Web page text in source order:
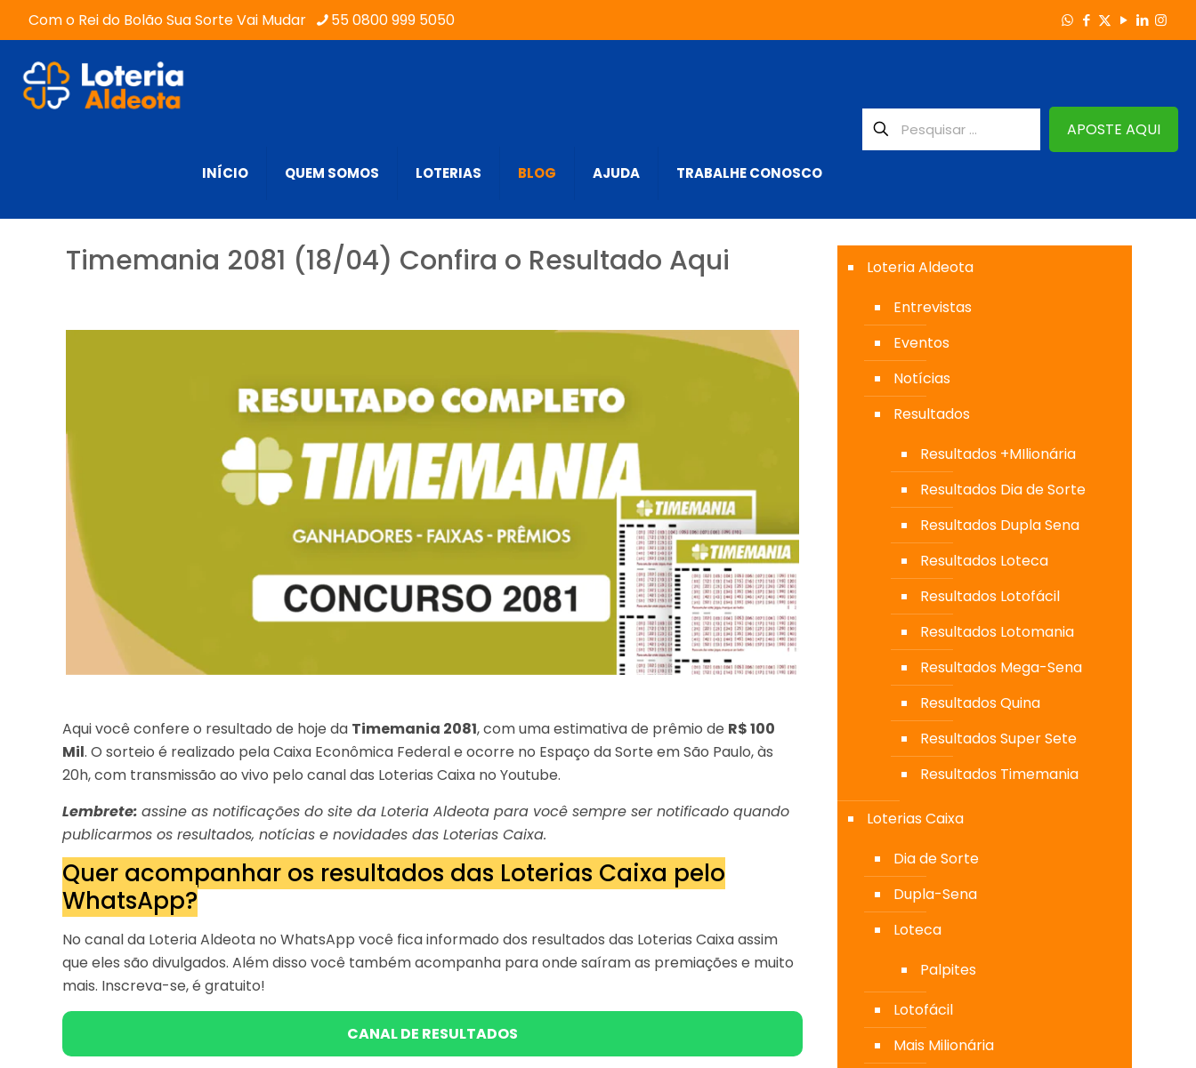
Com o Rei do Bolão Sua Sorte Vai Mudar 55 0800 999 5050
INÍCIO QUEM SOMOS LOTERIAS BLOG AJUDA TRABALHE CONOSCO
APOSTE AQUI
Timemania 2081 (18/04) Confira o Resultado Aqui
Aqui você confere o resultado de hoje da Timemania 2081, com uma estimativa de prêmio de R$ 100
Mil. O sorteio é realizado pela Caixa Econômica Federal e ocorre no Espaço da Sorte em São Paulo, às
20h, com transmissão ao vivo pelo canal das Loterias Caixa no Youtube.
Lembrete:assine as notificações do site da Loteria Aldeota para você sempre ser notificado quando
publicarmos os resultados, notícias e novidades das Loterias Caixa.
Quer acompanhar os resultados das Loterias Caixa pelo
WhatsApp?
No canal da Loteria Aldeota no WhatsApp você fica informado dos resultados das Loterias Caixa assim
que eles são divulgados. Além disso você também acompanha para onde saíram as premiações e muito
mais. Inscreva-se, é gratuito!
CANAL DE RESULTADOS
Loteria Aldeota
Entrevistas
Eventos
Notícias
Resultados
Resultados +MIlionária
Resultados Dia de Sorte
Resultados Dupla Sena
Resultados Loteca
Resultados Lotofácil
Resultados Lotomania
Resultados Mega-Sena
Resultados Quina
Resultados Super Sete
Resultados Timemania
Loterias Caixa
Dia de Sorte
Dupla-Sena
Loteca
Palpites
Lotofácil
Mais Milionária